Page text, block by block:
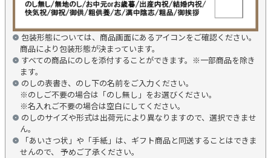
包装形態については、商品画面にあるアイコンをご確認ください。
商品により包装形態が決まっています。
すべての商品にのしを添付することができます。※一部商品を除き
ます。
のしの表書き、のし下の名前をご入力ください。
※のしご不要の場合は「のし無し」をお選びください。
※名入れご不要の場合は空白にしてください。
のしのサイズや形式は出荷元により異なりますので、選択できませ
ん。
「あいさつ状」や「手紙」は、ギフト商品と同送することはできま
せんので、 予めご了承ください。